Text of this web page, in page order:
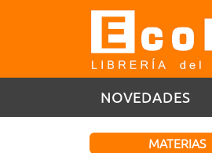
NOVEDADES
MATERIAS